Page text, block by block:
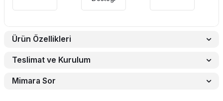
Ürün Özellikleri
Teslimat ve Kurulum
Mimara Sor